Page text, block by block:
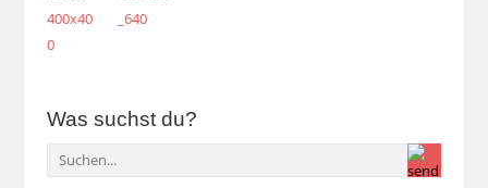
Was suchst du?